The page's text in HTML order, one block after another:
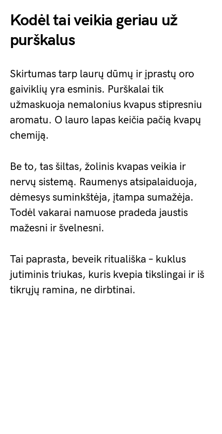
Kodėl tai veikia geriau už
purškalus
Skirtumas tarp laurų dūmų ir įprastų oro
gaiviklių yra esminis. Purškalai tik
užmaskuoja nemalonius kvapus stipresniu
aromatu. O lauro lapas keičia pačią kvapų
chemiją.
Be to, tas šiltas, žolinis kvapas veikia ir
nervų sistemą. Raumenys atsipalaiduoja,
dėmesys suminkštėja, įtampa sumažėja.
Todėl vakarai namuose pradeda jaustis
mažesni ir švelnesni.
Tai paprasta, beveik rituališka – kuklus
jutiminis triukas, kuris kvepia tikslingai ir iš
tikrųjų ramina, ne dirbtinai.